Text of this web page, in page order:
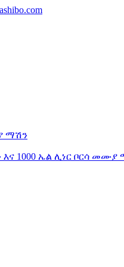
ማሽን
1000 ኤል ሊነር ቦርሳ መሙያ